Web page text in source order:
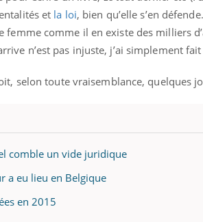
et la loi, bien qu’elle s’en défende.
femme comme il en existe des milliers
n’est pas injuste, j’ai simplement
selon toute vraisemblance, quelques
comble un vide juridique
a eu lieu en Belgique
en 2015